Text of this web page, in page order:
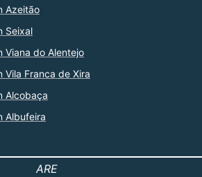
Azeitão
Seixal
Viana do Alentejo
Vila Franca de Xira
Alcobaça
Albufeira
ARE